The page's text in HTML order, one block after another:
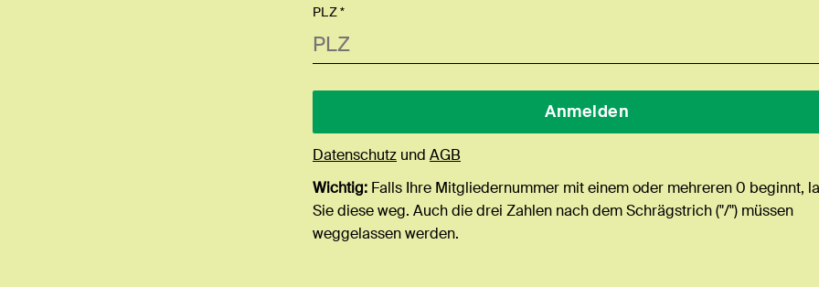
PLZ *
Datenschutz und AGB
Wichtig: Falls Ihre Mitgliedernummer mit einem oder mehreren 0 beginnt,
Sie diese weg. Auch die drei Zahlen nach dem Schrägstrich ("/") müssen
weggelassen werden.